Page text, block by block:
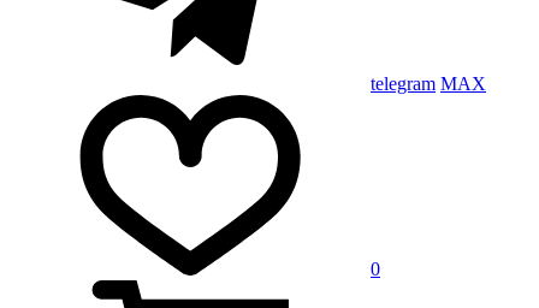
telegram MAX
0